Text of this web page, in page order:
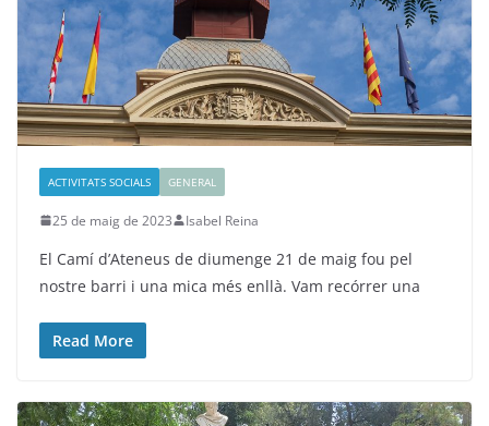
ACTIVITATS SOCIALS GENERAL
25 de maig de 2023 Isabel Reina
El Camí d’Ateneus de diumenge 21 de maig fou pel
nostre barri i una mica més enllà. Vam recórrer una
Read More